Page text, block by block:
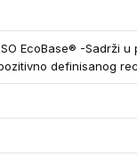
EcoBase® -Sadrži
definisanog